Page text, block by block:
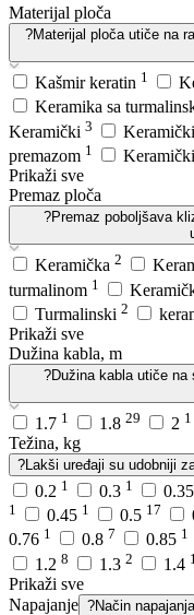
Materijal ploča
?Materijal ploča utiče na
Kašmir keratin 1
Keramika sa
Keramički 3
premazom 1
Prikaži sve
Premaz ploča
?Premaz poboljšava
Keramička 2
turmalinom 1
Turmalinski 2
Prikaži sve
Dužina kabla, m
?Dužina kabla utiče na
1.7 1 1.8 29 2 1
Težina, kg
?Lakši uređaji su udobniji
0.2 1 0.3 1 0.35
1 0.45 1 0.5 17
0.76 1 0.8 7 0.85 1
1.2 8 1.3 2 1.4 1
Prikaži sve
Napajanje ?Način